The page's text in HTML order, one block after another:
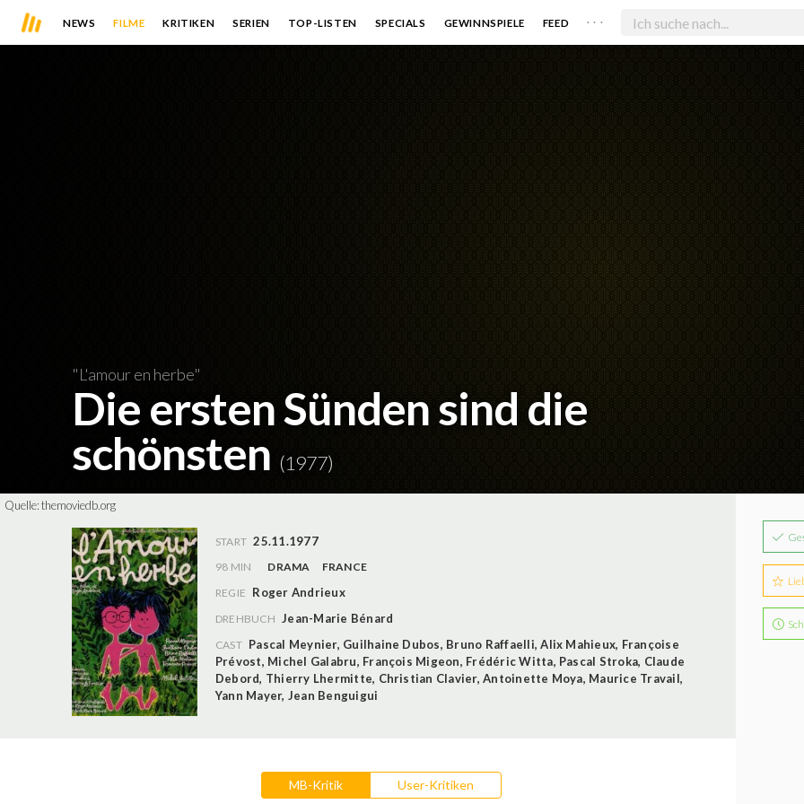
NEWS FILME KRITIKEN SERIEN TOP-LISTEN SPECIALS GEWINNSPIELE FEED . . .
"L'amour en herbe"
Die ersten Sünden sind die
schönsten (1977)
Quelle:themoviedb.org
START 25.11.1977
98 MIN DRAMA
FRANCE
REGIE Roger Andrieux
DREHBUCH Jean-Marie Bénard
CAST Pascal Meynier, Guilhaine Dubos, Bruno Raffaelli,Alix Mahieux, Françoise
Prévost, Michel Galabru, François Migeon, Frédéric Witta, Pascal Stroka, Claude
Debord, Thierry Lhermitte, Christian Clavier,Antoinette Moya, Maurice Travail,
Yann Mayer, Jean Benguigui
MB-Kritik User-Kritiken